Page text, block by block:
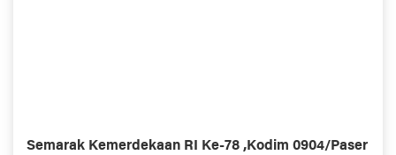
Semarak Kemerdekaan RI Ke-78 ,Kodim 0904/Paser